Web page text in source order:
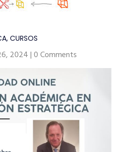
, CURSOS
2024 | 0 Comments